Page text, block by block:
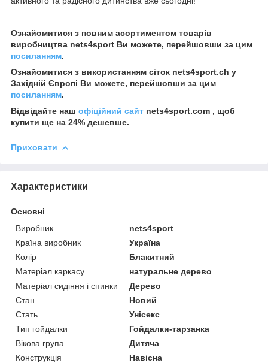
Ознайомитися з повним асортиментом товарів
виробництва nets4sport Ви можете, перейшовши за цим
посиланням.
Ознайомитися з використанням сіток nets4sport.ch у
Західній Європі Ви можете, перейшовши за цим
посиланням.
Відвідайте наш офіційний сайт nets4sport.com , щоб
купити ще на 24% дешевше.
Приховати
Характеристики
Основні
Виробник
nets4sport
Країна виробник
Україна
Колір
Блакитний
Матеріал каркасу
натуральне дерево
Матеріал сидіння і спинки
Дерево
Стан
Новий
Стать
Унісекс
Тип гойдалки
Гойдалки-тарзанка
Вікова група
Дитяча
Конструкція
Навісна